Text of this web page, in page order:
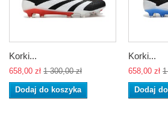
Korki...
658,00 zł 1 300,00 zł
Dodaj do koszyka
Korki...
658,00 zł 1
Dodaj